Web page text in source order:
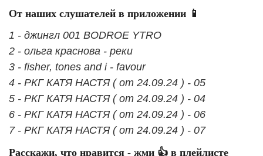
От наших слушателей в приложении 📱
1 - джингл 001 BODROE YTRO
2 - ольга краснова - реки
3 - fisher, tones and i - favour
4 - РКГ КАТЯ НАСТЯ ( от 24.09.24 ) - 05
5 - РКГ КАТЯ НАСТЯ ( от 24.09.24 ) - 04
6 - РКГ КАТЯ НАСТЯ ( от 24.09.24 ) - 06
7 - РКГ КАТЯ НАСТЯ ( от 24.09.24 ) - 07
Расскажи, что нравится - жми 👍 в плейлисте